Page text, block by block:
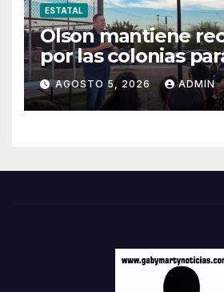
ESTATAL
Olson mantiene
por las colonias
escuchar a las
AGOSTO 5, 2026 ADMIN